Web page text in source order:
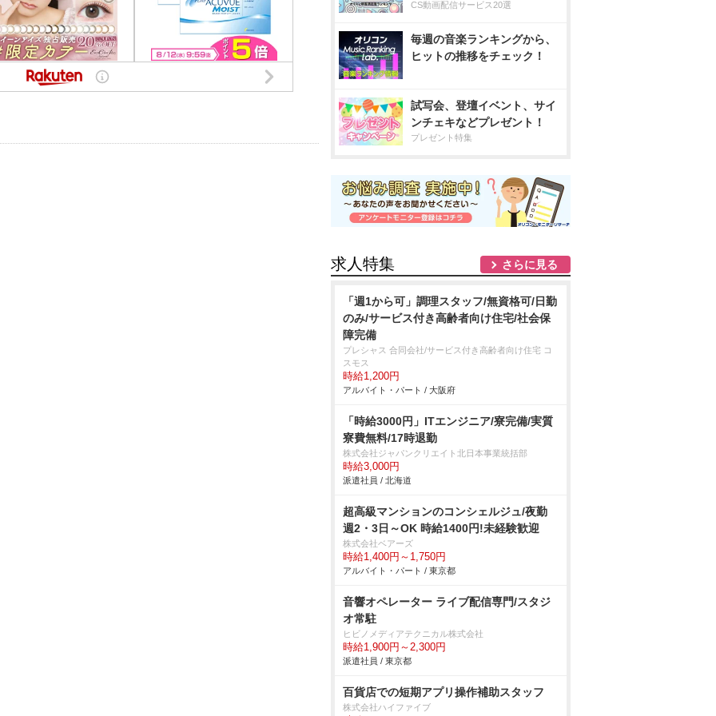
CS動画配信サービス20選
毎週の音楽ランキングから、
ヒットの推移をチェック！
試写会、登壇イベント、サイ
ンチェキなどプレゼント！
プレゼント特集
求人特集 さらに見る
「週1から可」調理スタッフ/無資格可/日勤
のみ/サービス付き高齢者向け住宅/社会保
障完備
プレシャス 合同会社/サービス付き高齢者向け住宅 コ
スモス
時給1,200円
アルバイト・パート / 大阪府
「時給3000円」ITエンジニア/寮完備/実質
寮費無料/17時退勤
株式会社ジャパンクリエイト北日本事業統括部
時給3,000円
派遣社員 / 北海道
超高級マンションのコンシェルジュ/夜勤
週2・3日～OK 時給1400円!未経験歓迎
株式会社ベアーズ
時給1,400円～1,750円
アルバイト・パート / 東京都
音響オペレーター ライブ配信専門/スタジ
オ常駐
ヒビノメディアテクニカル株式会社
時給1,900円～2,300円
派遣社員 / 東京都
百貨店での短期アプリ操作補助スタッフ
株式会社ハイファイブ